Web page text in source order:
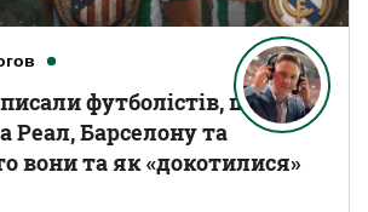
футболістів, що
Реал, Барселону та
вони та як «докотилися»